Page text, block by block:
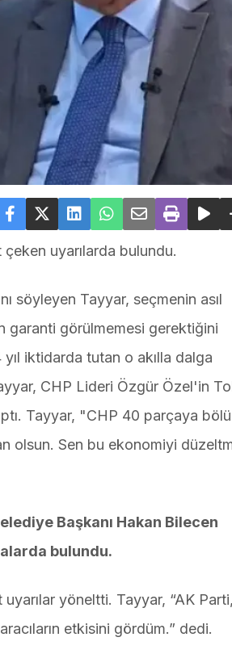
uyarılarda bulundu.
söyleyen Tayyar, seçmenin asıl
garanti görülmemesi gerektiğini
iktidarda tutan o akılla dalga
CHP Lideri Özgür Özel'in
Tayyar, "CHP 40 parçaya
olsun. Sen bu ekonomiyi
Başkanı Hakan Bilecen
bulundu.
yöneltti. Tayyar, “AK
etkisini gördüm.” dedi.